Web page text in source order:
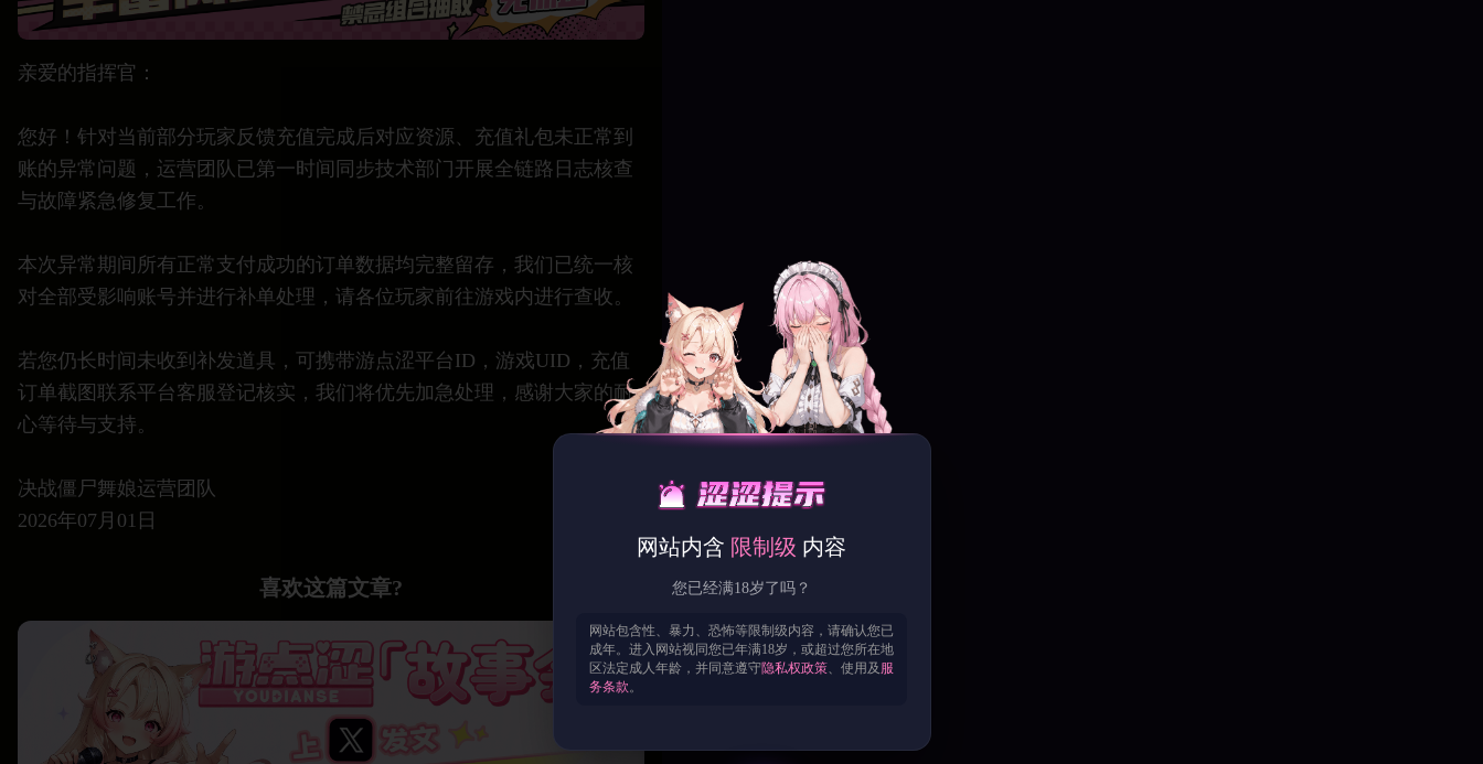
亲爱的指挥官：
您好！针对当前部分玩家反馈充值完成后对应资源、充值礼包未正常到
账的异常问题，运营团队已第一时间同步技术部门开展全链路日志核查
与故障紧急修复工作。
本次异常期间所有正常支付成功的订单数据均完整留存，我们已统一核
对全部受影响账号并进行补单处理，请各位玩家前往游戏内进行查收。
若您仍长时间未收到补发道具，可携带游点涩平台ID，游戏UID，充值
订单截图联系平台客服登记核实，我们将优先加急处理，感谢大家的耐
心等待与支持。
决战僵尸舞娘运营团队
2026年07月01日
喜欢这篇文章?
网站内含 限制级 内容
您已经满18岁了吗？
网站包含性、暴力、恐怖等限制级内容，请确认您已
成年。进入网站视同您已年满18岁，或超过您所在地
区法定成人年龄，并同意遵守隐私权政策、使用及 服
务条款。